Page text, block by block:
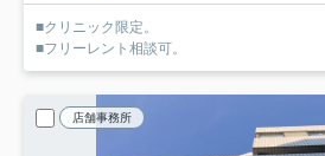
■クリニック限定。
■フリーレント相談可。
店舗事務所